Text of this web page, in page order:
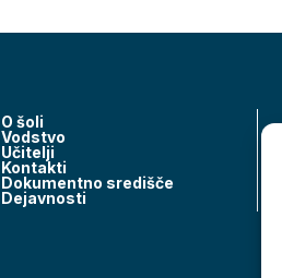
O šoli
Vodstvo
Učitelji
Kontakti
Dokumentno središče
Dejavnosti